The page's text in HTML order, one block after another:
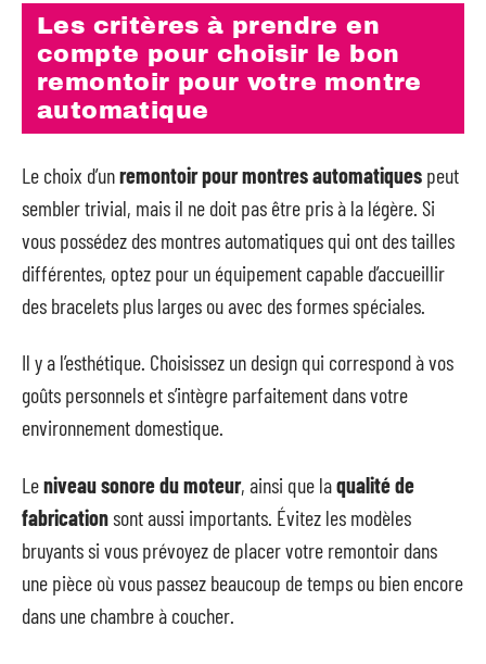
Les critères à prendre en
compte pour choisir le bon
remontoir pour votre montre
automatique
Le choix d’unremontoir pour montres automatiques peut
sembler trivial, mais il ne doit pas être pris à la légère. Si
vous possédez des montres automatiques qui ont des tailles
différentes, optez pour un équipement capable d’accueillir
des bracelets plus larges ou avec des formes spéciales.
Il y a l’esthétique. Choisissez un design qui correspond à vos
goûts personnels et s’intègre parfaitement dans votre
environnement domestique.
Leniveau sonore du moteur, ainsi que laqualité de
fabricationsont aussi importants. Évitez les modèles
bruyants si vous prévoyez de placer votre remontoir dans
une pièce où vous passez beaucoup de temps ou bien encore
dans une chambre à coucher.